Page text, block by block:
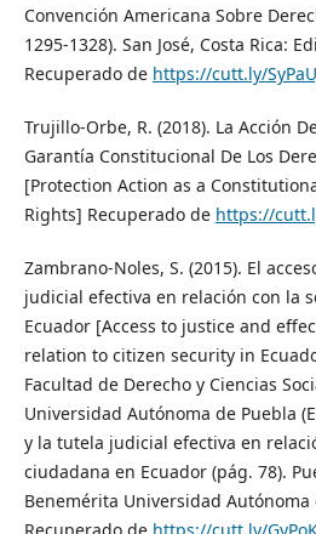
Convención Americana Sobre
1295-1328). San José, Costa Rica:
Recuperado de https://cutt.ly/
Trujillo-Orbe, R. (2018). La Acción
Garantía Constitucional De Los
[Protection Action as a
Rights] Recuperado de https://
Zambrano-Noles, S. (2015). El
judicial efectiva en relación con la
Ecuador [Access to justice and
relation to citizen security in
Facultad de Derecho y Ciencias
Universidad Autónoma de Puebla
y la tutela judicial efectiva en
ciudadana en Ecuador (pág. 78).
Benemérita Universidad Autónoma